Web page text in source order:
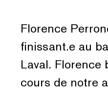
Florence
finissant.e au
Laval. Florence
cours de notre